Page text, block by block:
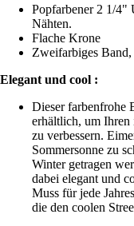
Popfarbener 2 1/4"
Nähten.
Flache Krone
Zweifarbiges
Elegant und cool :
Dieser farbenfrohe
erhältlich, um
zu verbessern.
Sommersonne zu
Winter getragen
dabei elegant und
Muss für jede
die den coolen